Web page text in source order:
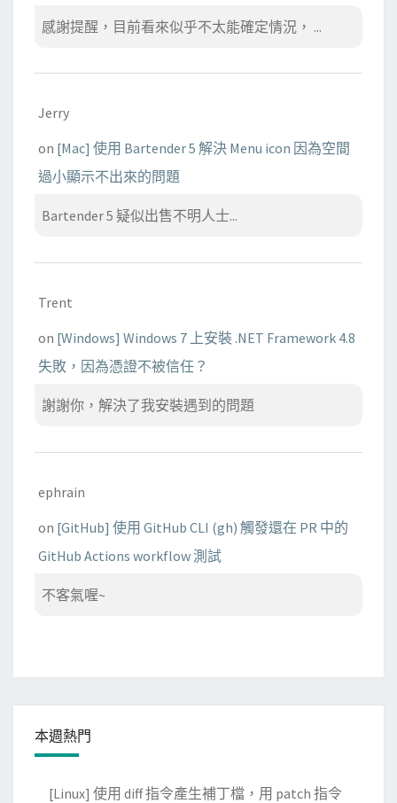
感謝提醒，目前看來似乎不太能確定情況， ...
Jerry
on [Mac] 使用 Bartender 5 解決 Menu icon 因為空間
過小顯示不出來的問題
Bartender 5 疑似出售不明人士...
Trent
on [Windows] Windows 7 上安裝 .NET Framework 4.8
失敗，因為憑證不被信任？
謝謝你，解決了我安裝遇到的問題
ephrain
on [GitHub] 使用 GitHub CLI (gh) 觸發還在 PR 中的
GitHub Actions workflow 測試
不客氣喔~
本週熱門
[Linux] 使用 diff 指令產生補丁檔，用 patch 指令